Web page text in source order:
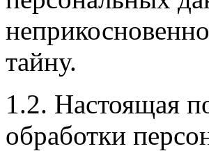
тайну.
1.2. Настоящая
обработки